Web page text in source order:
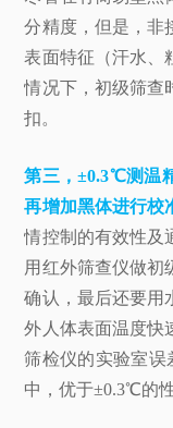
分精度，但是，非
表面特征（汗水、
情况下，初级筛查
扣。
第三，±0.3℃测温
再增加黑体进行校
情控制的有效性及
用红外筛查仪做初
确认，最后还要用
外人体表面温度快
筛检仪的实验室
中，优于±0.3℃的